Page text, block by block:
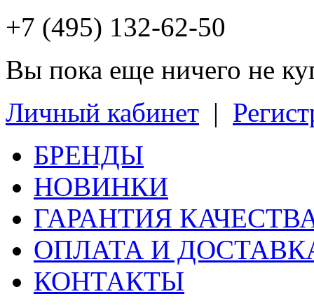
+7 (495) 132-62-50
Вы пока еще ничего не
Личный кабинет |
БРЕНДЫ
НОВИНКИ
ГАРАНТИЯ
ОПЛАТА И
КОНТАКТЫ